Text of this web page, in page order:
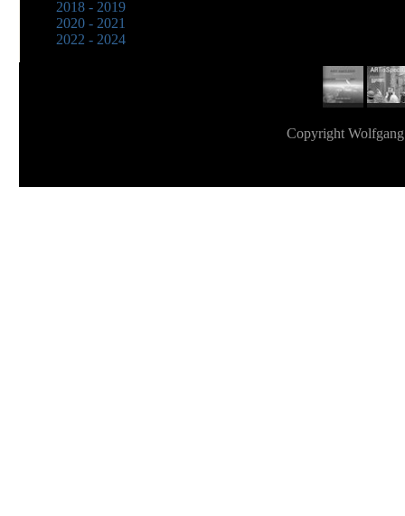
2018 - 2019
2020 - 2021
2022 - 2024
Copyright